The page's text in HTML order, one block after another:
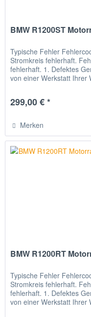
BMW R1200ST
Typische Fehler
Stromkreis fehlerhaft.
fehlerhaft. 1. Defektes
von einer Werkstatt Ihrer
299,00 € *
Merken
BMW R1200RT
Typische Fehler
Stromkreis fehlerhaft.
fehlerhaft. 1. Defektes
von einer Werkstatt Ihrer